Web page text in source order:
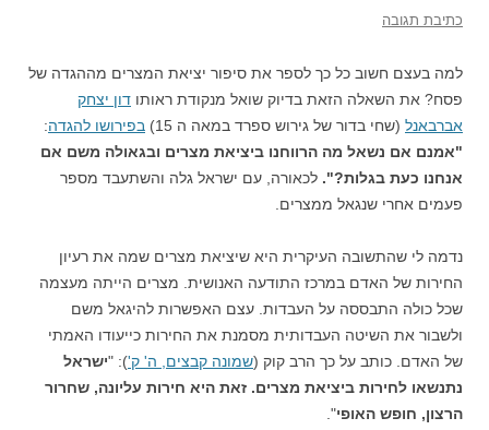
כתיבת תגובה
למה בעצם חשוב כל כך לספר את סיפור יציאת המצרים מההגדה של
פסח? את השאלה הזאת בדיוק שואל מנקודת ראותו דון יצחק
אברבאנל (שחי בדור של גירוש ספרד במאה ה 15) בפירושו להגדה:
"אמנם אם נשאל מה הרווחנו ביציאת מצרים ובגאולה משם אם
אנחנו כעת בגלות?". לכאורה, עם ישראל גלה והשתעבד מספר
פעמים אחרי שנגאל ממצרים.
נדמה לי שהתשובה העיקרית היא שיציאת מצרים שמה את רעיון
החירות של האדם במרכז התודעה האנושית. מצרים הייתה מעצמה
שכל כולה התבססה על העבדות. עצם האפשרות להיגאל משם
ולשבור את השיטה העבדותית מסמנת את החירות כייעודו האמתי
של האדם. כותב על כך הרב קוק (שמונה קבצים, ה' ק'): "ישראל
נתנשאו לחירות ביציאת מצרים. זאת היא חירות עליונה, שחרור
הרצון, חופש האופי".